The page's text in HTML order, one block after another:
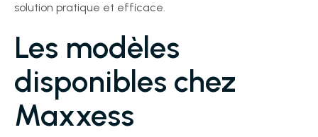
solution pratique et efficace.
Les modèles
disponibles chez
Maxxess